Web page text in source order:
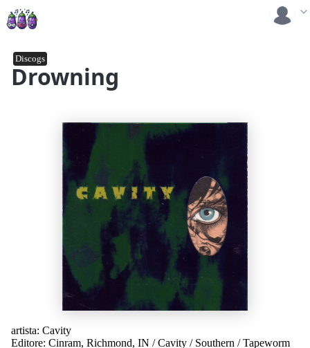
Drowning
Discogs
artista: Cavity
Editore: Cinram, Richmond, IN /Cavity / Southern /Tapeworm